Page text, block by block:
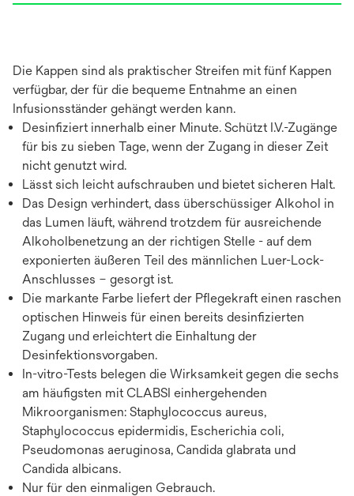
Die Kappen sind als praktischer Streifen mit fünf Kappen
verfügbar, der für die bequeme Entnahme an einen
Infusionsständer gehängt werden kann.
Desinfiziert innerhalb einer Minute. Schützt I.V.-Zugänge
für bis zu sieben Tage, wenn der Zugang in dieser Zeit
nicht genutzt wird.
Lässt sich leicht aufschrauben und bietet sicheren Halt.
Das Design verhindert, dass überschüssiger Alkohol in
das Lumen läuft, während trotzdem für ausreichende
Alkoholbenetzung an der richtigen Stelle - auf dem
exponierten äußeren Teil des männlichen Luer-Lock-
Anschlusses – gesorgt ist.
Die markante Farbe liefert der Pflegekraft einen raschen
optischen Hinweis für einen bereits desinfizierten
Zugang und erleichtert die Einhaltung der
Desinfektionsvorgaben.
In-vitro-Tests belegen die Wirksamkeit gegen die sechs
am häufigsten mit CLABSI einhergehenden
Mikroorganismen: Staphylococcus aureus,
Staphylococcus epidermidis, Escherichia coli,
Pseudomonas aeruginosa, Candida glabrata und
Candida albicans.
Nur für den einmaligen Gebrauch.